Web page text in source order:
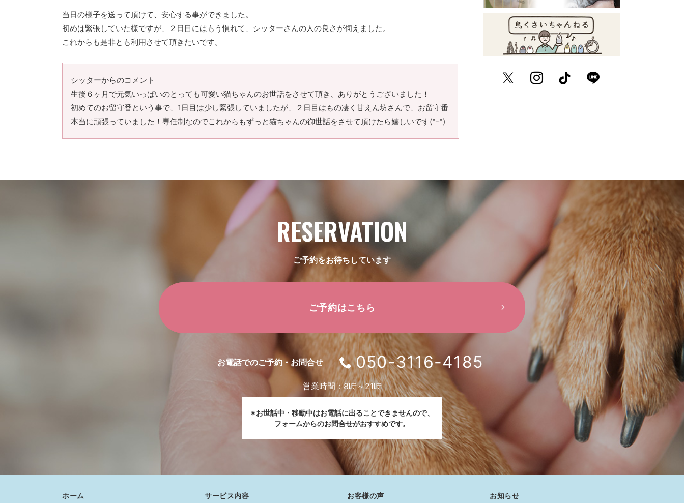
当日の様子を送って頂けて、安心する事ができました。
初めは緊張していた様ですが、２日目にはもう慣れて、シッターさんの人の良さが伺えました。
これからも是非とも利用させて頂きたいです。
シッターからのコメント
生後６ヶ月で元気いっぱいのとっても可愛い猫ちゃんのお世話をさせて頂き、ありがとうございました！
初めてのお留守番という事で、1日目は少し緊張していましたが、２日目はもの凄く甘えん坊さんで、お留守番
本当に頑張っていました！専任制なのでこれからもずっと猫ちゃんの御世話をさせて頂けたら嬉しいです(^-^)
TwitterInstagramTikTok
RESERVATION
ご予約をお待ちしています
ご予約はこちら
お電話でのご予約・お問合せ 050-3116-4185
営業時間：8時～21時
※お世話中・移動中はお電話に出ることできませんので、
フォームからのお問合せがおすすめです。
ホーム サービス内容 お客様の声 お知らせ